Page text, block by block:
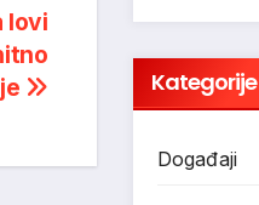
lovi
Kategorije
Događaji